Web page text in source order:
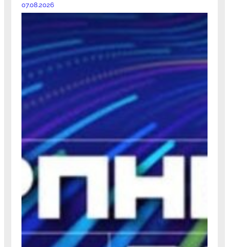
07.08.2026